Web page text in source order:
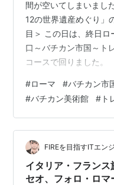
間が空いてしまいまし
12の世界遺産めぐり」
目＞ この日は、終日
口～バチカン市国～ト
コースで回りました。
ら撮ったようで、改め
の前で撮らなかったの
見学だったので、でき
たかったのでした。映
広がっているのかなぁ
フランスにある「エト
#ローマ #バチカン市
#バチカン美術館 # ト
FIREを目指すITエン
イタリア・フラン
セオ、フォロ・ロ